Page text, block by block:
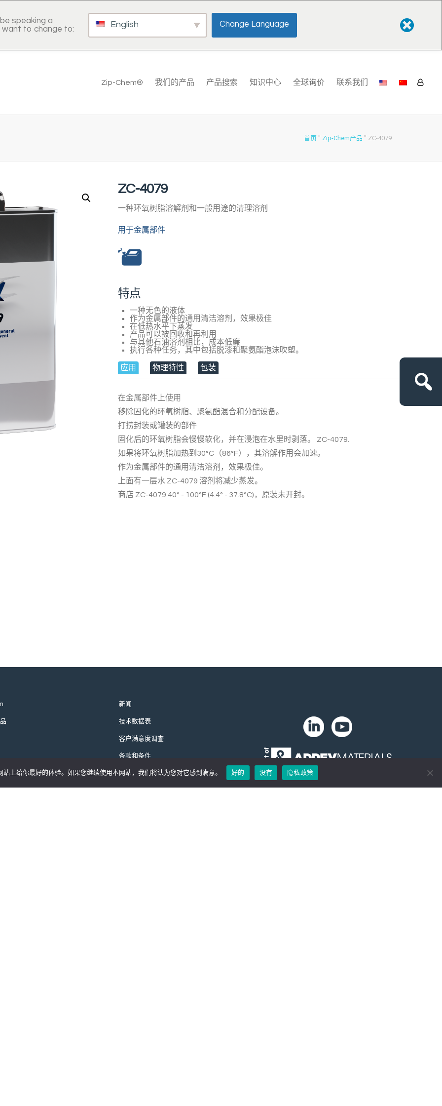
speaking a
to change to:
English Change Language
Zip-Chem® 我们的产品 产品搜索 知识中心 全球询价 联系我们
首页 " Zip-Chem产品 " ZC-4079
ZC-4079
一种环氧树脂溶解剂和一般用途的清理溶剂
用于金属部件
特点
一种无色的液体
作为金属部件的通用清洁溶剂，效果极佳
在低热水平下蒸发
产品可以被回收和再利用
与其他石油溶剂相比，成本低廉
执行各种任务，其中包括脱漆和聚氨酯泡沫吹塑。
应用 物理特性 包装
在金属部件上使用
移除固化的环氧树脂、聚氨酯混合和分配设备。
打捞封装或罐装的部件
固化后的环氧树脂会慢慢软化，并在浸泡在水里时剥落。 ZC-4079
如果将环氧树脂加热到30°C（86°F），其溶解作用会加速。
作为金属部件的通用清洁溶剂，效果极佳。
上面有一层水 ZC-4079 溶剂将减少蒸发。
商店 ZC-4079 40° - 100°F (4.4° - 37.8°C)，原装未开封。
新闻
技术数据表
客户满意度调查
条款和条件
隐私政策
版权 2024 年。Zip-Chem® 产品。
上给你最好的体验。如果您继续使用本网站，我们将认为您对它感到满意。 好的 没有 隐私政策